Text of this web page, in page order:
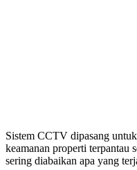
Sistem CCTV dipasang
keamanan properti terpantau
sering diabaikan apa yang